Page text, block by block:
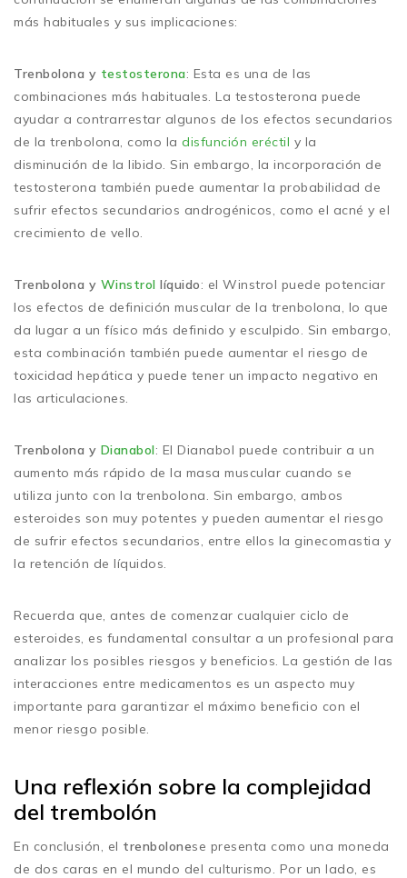
más habituales y sus implicaciones:
Trenbolona y testosterona: Esta es una de las
combinaciones más habituales. La testosterona puede
ayudar a contrarrestar algunos de los efectos secundarios
de la trenbolona, como la disfunción eréctil y la
disminución de la libido. Sin embargo, la incorporación de
testosterona también puede aumentar la probabilidad de
sufrir efectos secundarios androgénicos, como el acné y el
crecimiento de vello.
Trenbolona y Winstrol líquido: el Winstrol puede potenciar
los efectos de definición muscular de la trenbolona, lo que
da lugar a un físico más definido y esculpido. Sin embargo,
esta combinación también puede aumentar el riesgo de
toxicidad hepática y puede tener un impacto negativo en
las articulaciones.
Trenbolona y Dianabol: El Dianabol puede contribuir a un
aumento más rápido de la masa muscular cuando se
utiliza junto con la trenbolona. Sin embargo, ambos
esteroides son muy potentes y pueden aumentar el riesgo
de sufrir efectos secundarios, entre ellos la ginecomastia y
la retención de líquidos.
Recuerda que, antes de comenzar cualquier ciclo de
esteroides, es fundamental consultar a un profesional para
analizar los posibles riesgos y beneficios. La gestión de las
interacciones entre medicamentos es un aspecto muy
importante para garantizar el máximo beneficio con el
menor riesgo posible.
Una reflexión sobre la complejidad
del trembolón
En conclusión, el trenbolonese presenta como una moneda
de dos caras en el mundo del culturismo. Por un lado, es